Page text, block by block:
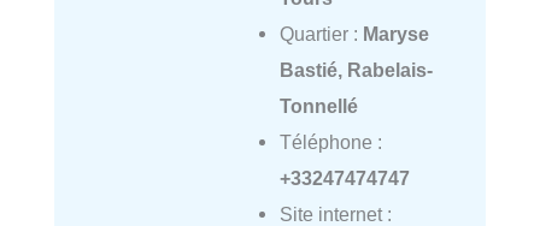
Quartier : Maryse
Bastié, Rabelais-
Tonnellé
Téléphone :
+33247474747
Site internet :